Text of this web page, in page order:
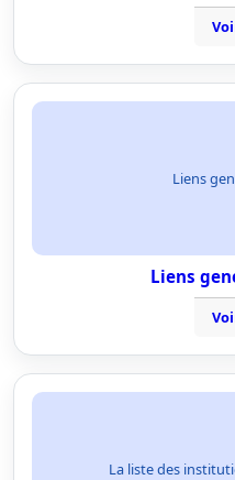
Liens
Liens
La liste des